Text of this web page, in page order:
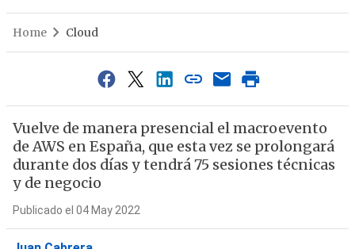
Home Cloud
Vuelve de manera presencial el macroevento
de AWS en España, que esta vez se prolongará
durante dos días y tendrá 75 sesiones técnicas
y de negocio
Publicado el 04 May 2022